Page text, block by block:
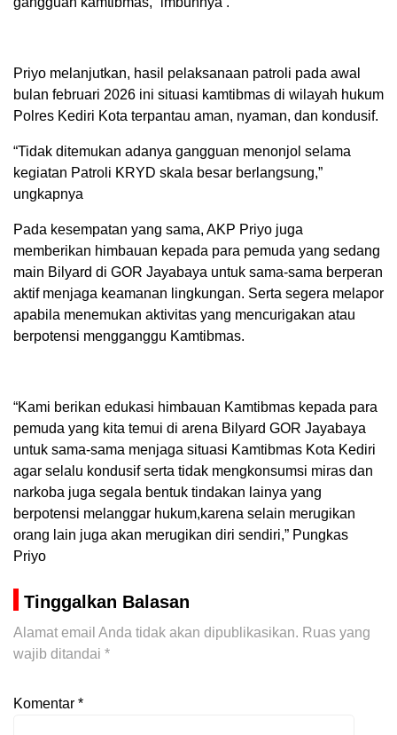
Priyo melanjutkan, hasil pelaksanaan patroli pada awal
bulan februari 2026 ini situasi kamtibmas di wilayah hukum
Polres Kediri Kota terpantau aman, nyaman, dan kondusif.
“Tidak ditemukan adanya gangguan menonjol selama
kegiatan Patroli KRYD skala besar berlangsung,”
ungkapnya
Pada kesempatan yang sama, AKP Priyo juga
memberikan himbauan kepada para pemuda yang sedang
main Bilyard di GOR Jayabaya untuk sama-sama berperan
aktif menjaga keamanan lingkungan. Serta segera melapor
apabila menemukan aktivitas yang mencurigakan atau
berpotensi mengganggu Kamtibmas.
“Kami berikan edukasi himbauan Kamtibmas kepada para
pemuda yang kita temui di arena Bilyard GOR Jayabaya
untuk sama-sama menjaga situasi Kamtibmas Kota Kediri
agar selalu kondusif serta tidak mengkonsumsi miras dan
narkoba juga segala bentuk tindakan lainya yang
berpotensi melanggar hukum,karena selain merugikan
orang lain juga akan merugikan diri sendiri,” Pungkas
Priyo
Tinggalkan Balasan
Alamat email Anda tidak akan dipublikasikan. Ruas yang
wajib ditandai *
Komentar *